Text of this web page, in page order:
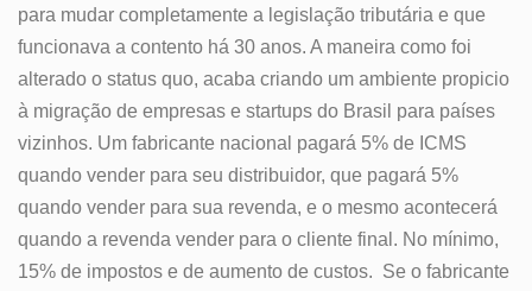
para mudar completamente a legislação tributária e que
funcionava a contento há 30 anos. A maneira como foi
alterado o status quo, acaba criando um ambiente propicio
à migração de empresas e startups do Brasil para países
vizinhos. Um fabricante nacional pagará 5% de ICMS
quando vender para seu distribuidor, que pagará 5%
quando vender para sua revenda, e o mesmo acontecerá
quando a revenda vender para o cliente final. No mínimo,
15% de impostos e de aumento de custos. Se o fabricante